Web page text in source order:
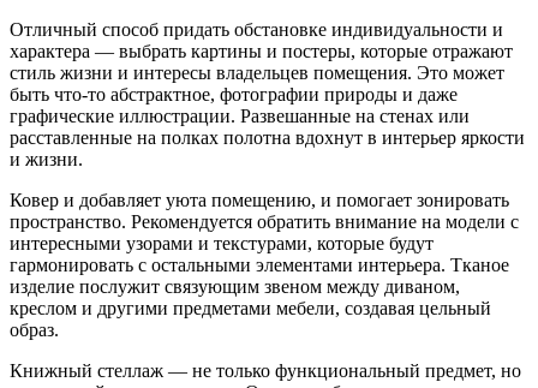
Отличный способ придать обстановке индивидуальности и
характера — выбрать картины и постеры, которые отражают
стиль жизни и интересы владельцев помещения. Это может
быть что-то абстрактное, фотографии природы и даже
графические иллюстрации. Развешанные на стенах или
расставленные на полках полотна вдохнут в интерьер яркости
и жизни.
Ковер и добавляет уюта помещению, и помогает зонировать
пространство. Рекомендуется обратить внимание на модели с
интересными узорами и текстурами, которые будут
гармонировать с остальными элементами интерьера. Тканое
изделие послужит связующим звеном между диваном,
креслом и другими предметами мебели, создавая цельный
образ.
Книжный стеллаж — не только функциональный предмет, но